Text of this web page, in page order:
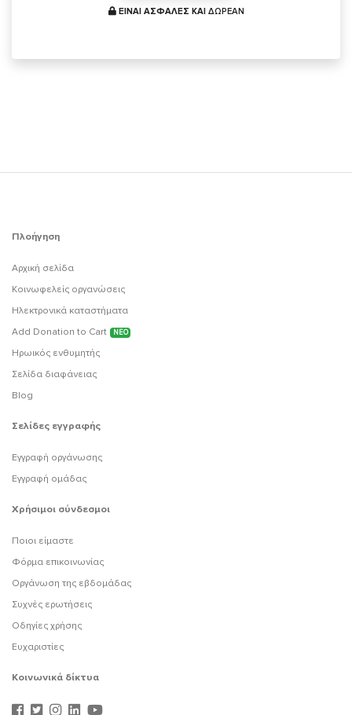
ΕΙΝΑΙ ΑΣΦΑΛΕΣ ΚΑΙ ΔΩΡΕΑΝ
Πλοήγηση
Αρχική σελίδα
Κοινωφελείς οργανώσεις
Ηλεκτρονικά καταστήματα
Add Donation to Cart
ΝΕΟ
Ηρωικός ενθυμητής
Σελίδα διαφάνειας
Blog
Σελίδες εγγραφής
Εγγραφή οργάνωσης
Εγγραφή ομάδας
Χρήσιμοι σύνδεσμοι
Ποιοι είμαστε
Φόρμα επικοινωνίας
Οργάνωση της εβδομάδας
Συχνές ερωτήσεις
Οδηγίες χρήσης
Ευχαριστίες
Κοινωνικά δίκτυα